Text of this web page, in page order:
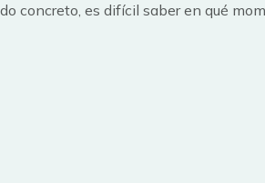
concreto, es difícil saber en qué